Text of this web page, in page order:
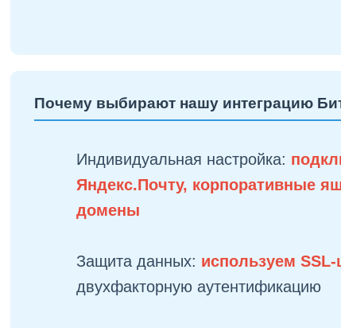
Почему выбирают нашу интеграцию
Индивидуальная настройка:
Яндекс.Почту, корпоративные
домены
Защита данных: используем
двухфакторную аутентификацию